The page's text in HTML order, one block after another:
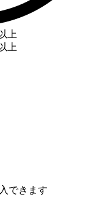
上
上
できます